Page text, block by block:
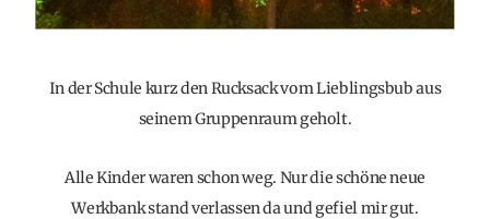
In der Schule kurz den Rucksack vom Lieblingsbub aus
seinem Gruppenraum geholt.
Alle Kinder waren schon weg. Nur die schöne neue
Werkbank stand verlassen da und gefiel mir gut.